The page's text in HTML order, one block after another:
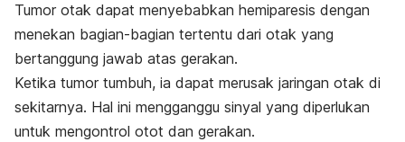
Tumor otak dapat menyebabkan hemiparesis dengan
menekan bagian-bagian tertentu dari otak yang
bertanggung jawab atas gerakan.
Ketika tumor tumbuh, ia dapat merusak jaringan otak di
sekitarnya. Hal ini mengganggu sinyal yang diperlukan
untuk mengontrol otot dan gerakan.